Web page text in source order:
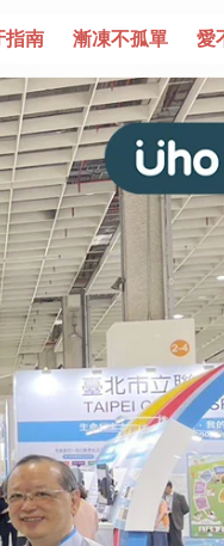
愛不沾黏 守護腺在